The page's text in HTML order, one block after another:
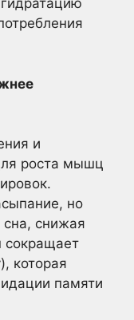
и
роста мышц
но
сна, снижая
сокращает
которая
памяти